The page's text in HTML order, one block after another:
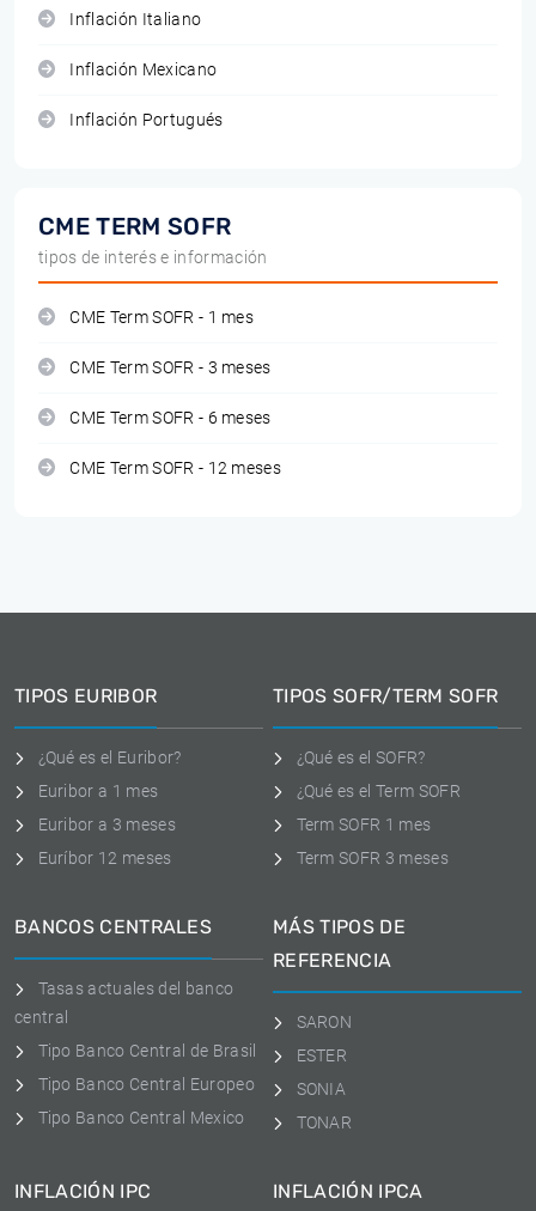
Inflación Italiano
Inflación Mexicano
Inflación Portugués
CME TERM SOFR
tipos de interés e información
CME Term SOFR - 1 mes
CME Term SOFR - 3 meses
CME Term SOFR - 6 meses
CME Term SOFR - 12 meses
TIPOS EURIBOR
¿Qué es el Euribor?
Euribor a 1 mes
Euribor a 3 meses
Euríbor 12 meses
TIPOS SOFR/TERM SOFR
¿Qué es el SOFR?
¿Qué es el Term SOFR
Term SOFR 1 mes
Term SOFR 3 meses
BANCOS CENTRALES
Tasas actuales del banco
central
Tipo Banco Central de Brasil
Tipo Banco Central Europeo
Tipo Banco Central Mexico
MÁS TIPOS DE
REFERENCIA
SARON
ESTER
SONIA
TONAR
INFLACIÓN IPC INFLACIÓN IPCA